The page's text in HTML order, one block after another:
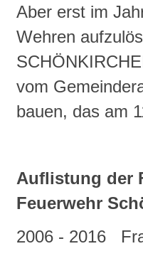
Aber erst im
Wehren
vom
bauen, das am
Auflistung der
Feuerwehr
2006 - 2016